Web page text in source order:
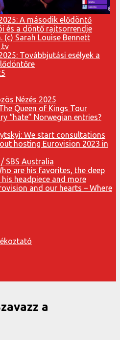
A második elődöntő
és a döntő rajtsorrendje
Továbbjutási esélyek a
Nézés 2025
“hate” Norwegian entries?
We start consultations
hosting Eurovision 2023 in
are his favorites, the deep
headpiece and more
and our hearts – Where
a